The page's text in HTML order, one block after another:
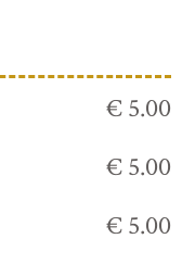
€ 5.00
€ 5.00
€ 5.00